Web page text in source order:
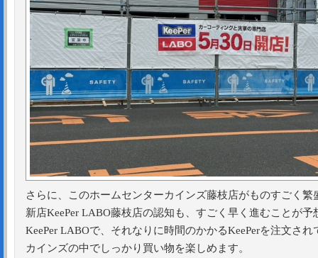
さらに、このホームセンターカインズ藤枝店がものすごく繁
新店KeePer LABO藤枝店の認知も、すごく早く進むことが予
KeePer LABOで、それなりに時間のかかるKeePerを注文され
カインズの中でしっかり買い物を楽しめます。